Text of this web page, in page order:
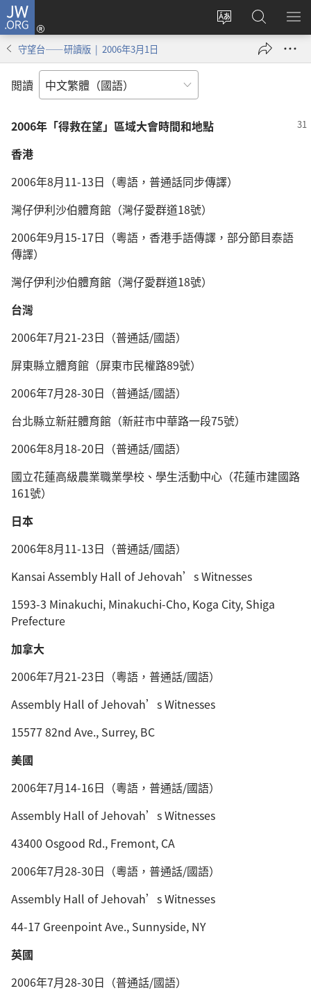
JW.ORG
更
登
入
（開
搜
尋
JW.ORG
顯
守望台——研讀版 | 2006年3月1日
閲讀
2006年「得救在望」區域大會時間和地點
香港
2006年8月11-13日（粵語，普通話同步傳譯）
灣仔伊利沙伯體育館（灣仔愛群道18號）
2006年9月15-17日（粵語，香港手語傳譯，部分節目泰語
傳譯）
灣仔伊利沙伯體育館（灣仔愛群道18號）
台灣
2006年7月21-23日（普通話/國語）
屏東縣立體育館（屏東市民權路89號）
2006年7月28-30日（普通話/國語）
台北縣立新莊體育館（新莊市中華路一段75號）
2006年8月18-20日（普通話/國語）
國立花蓮高級農業職業學校、學生活動中心（花蓮市建國路
161號）
日本
2006年8月11-13日（普通話/國語）
Kansai Assembly Hall of Jehovah’s Witnesses
1593-3 Minakuchi, Minakuchi-Cho, Koga City, Shiga
Prefecture
加拿大
2006年7月21-23日（粵語，普通話/國語）
Assembly Hall of Jehovah’s Witnesses
15577 82nd Ave., Surrey, BC
美國
2006年7月14-16日（粵語，普通話/國語）
Assembly Hall of Jehovah’s Witnesses
43400 Osgood Rd., Fremont, CA
2006年7月28-30日（粵語，普通話/國語）
Assembly Hall of Jehovah’s Witnesses
44-17 Greenpoint Ave., Sunnyside, NY
英國
2006年7月28-30日（普通話/國語）